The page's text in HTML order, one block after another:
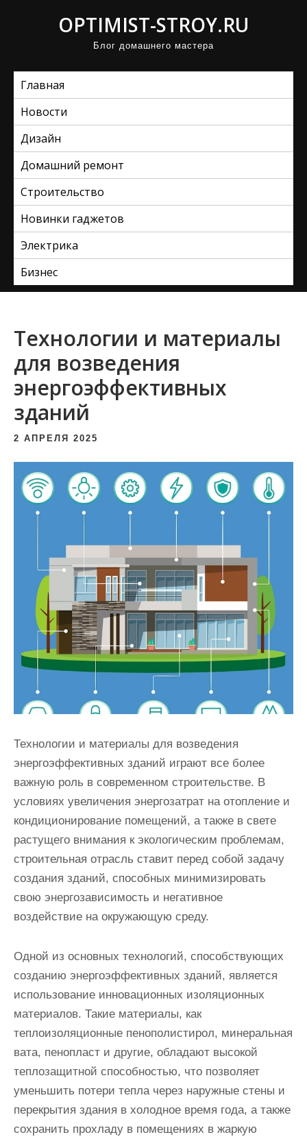
OPTIMIST-STROY.RU
Блог домашнего мастера
Главная
Новости
Дизайн
Домашний ремонт
Строительство
Новинки гаджетов
Электрика
Бизнес
Технологии и материалы
для возведения
энергоэффективных
зданий
2 АПРЕЛЯ 2025
Технологии и материалы для возведения
энергоэффективных зданий играют все более
важную роль в современном строительстве. В
условиях увеличения энергозатрат на отопление и
кондиционирование помещений, а также в свете
растущего внимания к экологическим проблемам,
строительная отрасль ставит перед собой задачу
создания зданий, способных минимизировать
свою энергозависимость и негативное
воздействие на окружающую среду.
Одной из основных технологий, способствующих
созданию энергоэффективных зданий, является
использование инновационных изоляционных
материалов. Такие материалы, как
теплоизоляционные пенополистирол, минеральная
вата, пенопласт и другие, обладают высокой
теплозащитной способностью, что позволяет
уменьшить потери тепла через наружные стены и
перекрытия здания в холодное время года, а также
сохранить прохладу в помещениях в жаркую